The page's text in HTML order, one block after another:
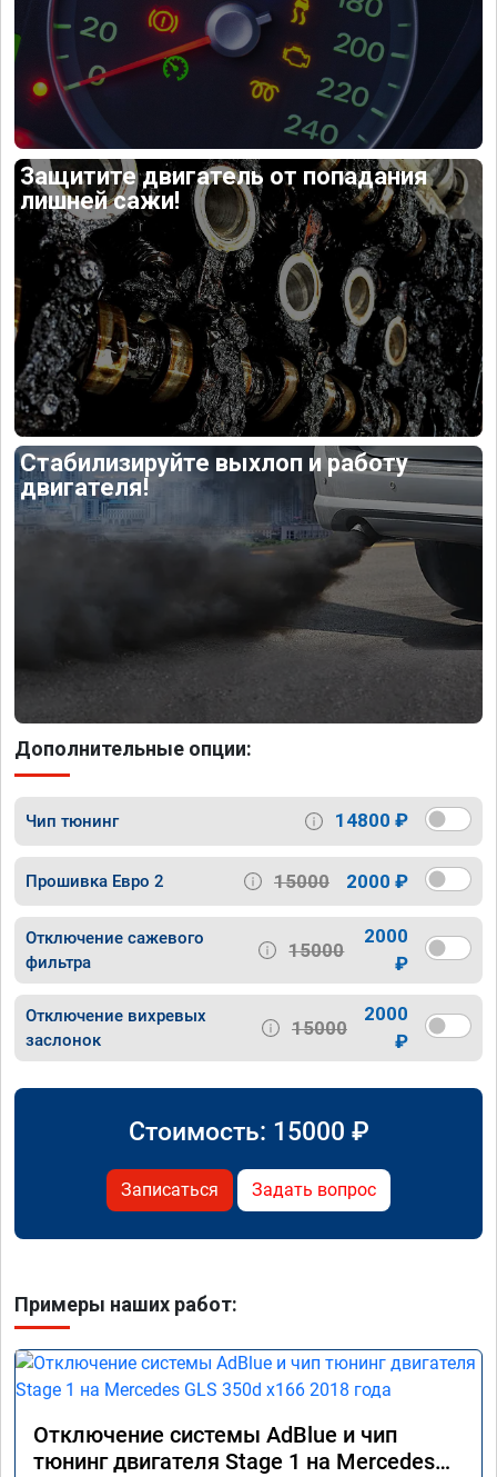
Защитите двигатель от попадания
лишней сажи!
Стабилизируйте выхлоп и работу
двигателя!
Дополнительные опции:
Чип тюнинг 14800 ₽
Прошивка Евро 2 15000 2000 ₽
Отключение сажевого
фильтра
15000
2000
₽
Отключение вихревых
заслонок
15000
2000
₽
Стоимость: 15000 ₽
Записаться Задать вопрос
Примеры наших работ:
Отключение системы AdBlue и чип
тюнинг двигателя Stage 1 на Mercedes